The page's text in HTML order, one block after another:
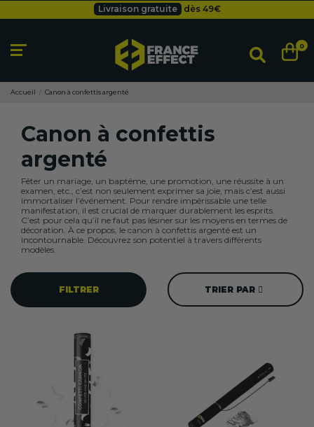
Livraison gratuite dès 49€
Livraison gratuite dès 49 0
Accueil Canon à confettis argenté
Canon à confettis
argenté
Fêter un mariage, un baptême, une promotion, une réussite à un
examen, etc., c’est non seulement exprimer sa joie, mais c’est aussi
immortaliser l’événement. Pour rendre impérissable une telle
manifestation, il est crucial de marquer durablement les esprits.
C’est pour cela qu’il ne faut pas lésiner sur les moyens en termes de
décoration. À ce propos, le canon à confettis argenté est un
incontournable. Découvrez son potentiel à travers différents
modèles.
FILTRER TRIER PAR